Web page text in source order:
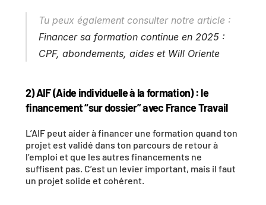
Financer sa formation continue en 2025 :
CPF, abondements, aides et Will Oriente
2) AIF (Aide individuelle à la formation) : le
financement “sur dossier” avec France Travail
L’AIF peut aider à financer une formation quand ton
projet est validé dans ton parcours de retour à
l’emploi et que les autres financements ne
suffisent pas. C’est un levier important, mais il faut
un projet solide et cohérent.